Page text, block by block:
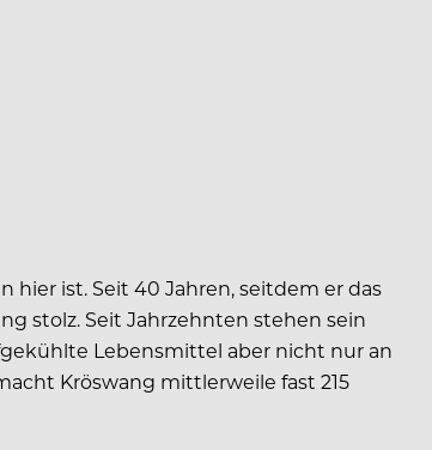
hier ist. Seit 40 Jahren, seitdem er das
stolz. Seit Jahrzehnten stehen sein
Lebensmittel aber nicht nur an
Kröswang mittlerweile fast 215